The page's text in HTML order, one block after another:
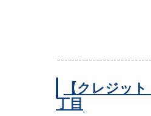
【クレジッ
丁目